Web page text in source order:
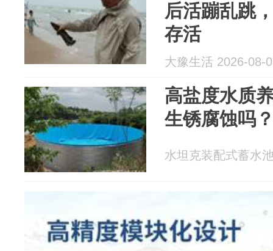
后活蹦乱跳
存活
大豫生活 2026-08-
高盐度水质
生锈腐蚀吗
水坦克装配式蓄水